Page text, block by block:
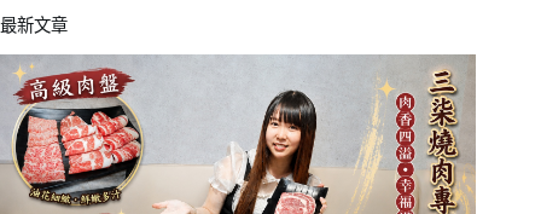
最新文章